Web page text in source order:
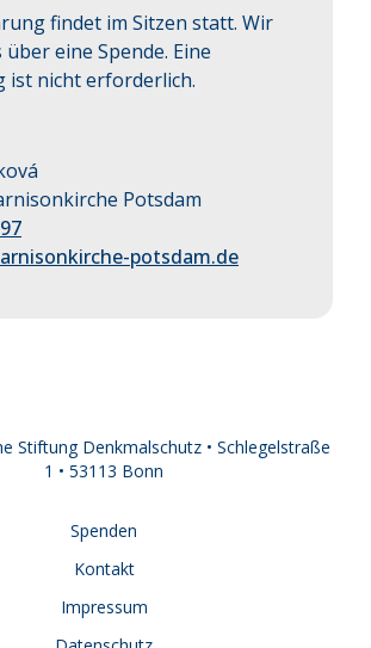
findet im Sitzen statt. Wir
eine Spende. Eine
ist nicht erforderlich.
Potsdam
potsdam.de
Stiftung Denkmalschutz • Schlegelstraße
1 • 53113 Bonn
Spenden
Kontakt
Impressum